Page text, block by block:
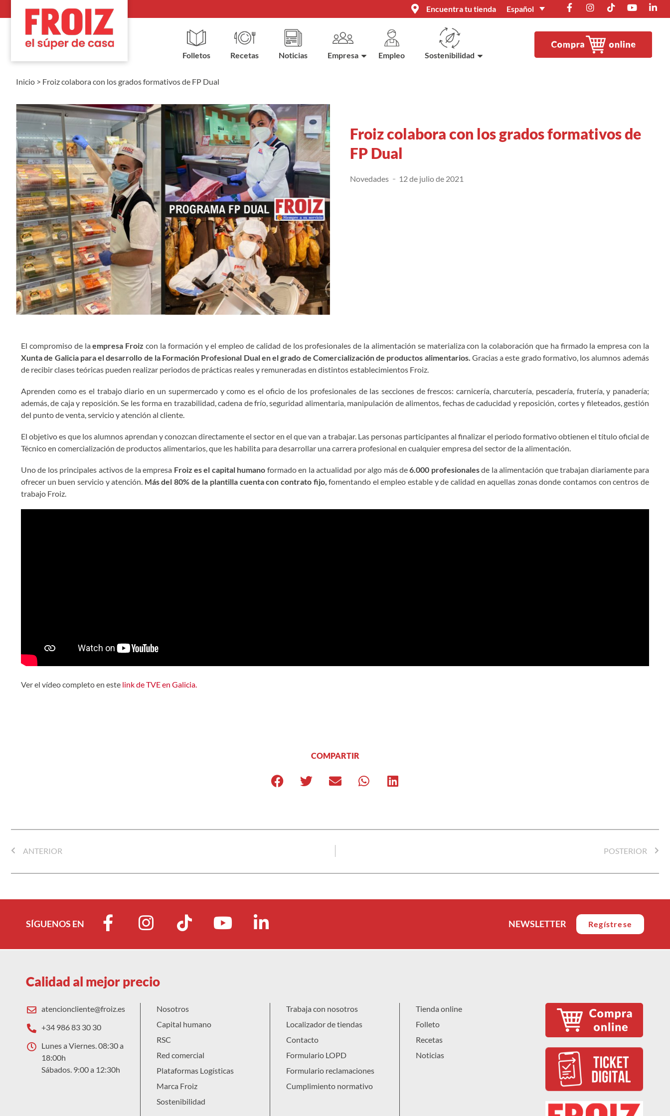
Encuentra tu tienda Español
Folletos Recetas Noticias Empresa Empleo Sostenibilidad
Inicio > Froiz colabora con los grados formativos de FP Dual
Froiz colabora con los grados formativos de
FP Dual
Novedades 12 de julio de 2021
El compromiso de laempresa Froiz con la formación y el empleo de calidad de los profesionales de la alimentación se materializa con la colaboración que ha firmado la empresa con la
Xunta de Galicia para el desarrollo de la Formación Profesional Dual en el grado de Comercialización de productos alimentarios. Gracias a este grado formativo, los alumnos además
de recibir clases teóricas pueden realizar periodos de prácticas reales y remuneradas en distintos establecimientos Froiz.
Aprenden como es el trabajo diario en un supermercado y como es el oficio de los profesionales de las secciones de frescos: carnicería, charcutería, pescadería, frutería, y panadería;
además, de caja y reposición. Se les forma en trazabilidad, cadena de frío, seguridad alimentaria, manipulación de alimentos, fechas de caducidad y reposición, cortes y fileteados, gestión
del punto de venta, servicio y atención al cliente.
El objetivo es que los alumnos aprendan y conozcan directamente el sector en el que van a trabajar. Las personas participantes al finalizar el periodo formativo obtienen el título oficial de
Técnico en comercialización de productos alimentarios, que les habilita para desarrollar una carrera profesional en cualquier empresa del sector de la alimentación.
Uno de los principales activos de la empresa Froiz es el capital humano formado en la actualidad por algo más de6.000 profesionalesde la alimentación que trabajan diariamente para
ofrecer un buen servicio y atención. Más del 80% de la plantilla cuenta con contrato fijo, fomentando el empleo estable y de calidad en aquellas zonas donde contamos con centros de
trabajo Froiz.
Ver el vídeo completo en este link de TVE en Galicia.
COMPARTIR
ANTERIOR POSTERIOR
SÍGUENOS EN NEWSLETTER Regístrese
Calidad al mejor precio
atencioncliente@froiz.es
+34 986 83 30 30
Lunes a Viernes. 08:30 a
18:00h
Sábados. 9:00 a 12:30h
Nosotros
Capital humano
RSC
Red comercial
Plataformas Logísticas
Marca Froiz
Sostenibilidad
Trabaja con nosotros
Localizador de tiendas
Contacto
Formulario LOPD
Formulario reclamaciones
Cumplimiento normativo
Tienda online
Folleto
Recetas
Noticias